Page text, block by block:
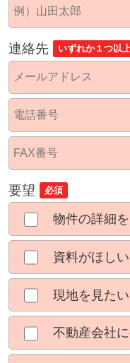
連絡先 いずれか１つ以
要望 必須
物件の詳細
資料がほしい
現地を見たい
不動産会社